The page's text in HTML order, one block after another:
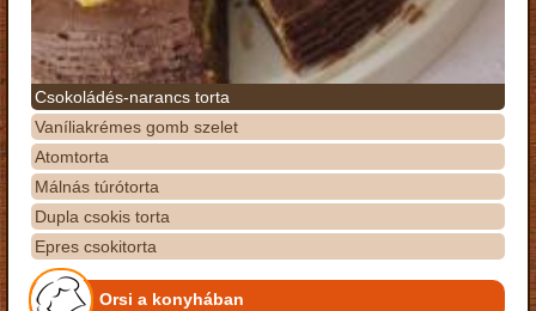
Csokoládés-narancs torta
Vaníliakrémes gomb szelet
Atomtorta
Málnás túrótorta
Dupla csokis torta
Epres csokitorta
Orsi a konyhában